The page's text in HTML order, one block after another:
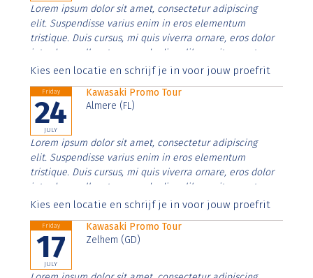
Lorem ipsum dolor sit amet, consectetur adipiscing
elit. Suspendisse varius enim in eros elementum
tristique. Duis cursus, mi quis viverra ornare, eros dolor
interdum nulla, ut commodo diam libero vitae erat.
Aenean faucibus nibh et justo cursus id rutrum lorem
Kies een locatie en schrijf je in voor jouw proefrit
Friday
24
JULY
Kawasaki Promo Tour
Almere (FL)
Lorem ipsum dolor sit amet, consectetur adipiscing
elit. Suspendisse varius enim in eros elementum
tristique. Duis cursus, mi quis viverra ornare, eros dolor
interdum nulla, ut commodo diam libero vitae erat.
Aenean faucibus nibh et justo cursus id rutrum lorem
Kies een locatie en schrijf je in voor jouw proefrit
Friday
17
JULY
Kawasaki Promo Tour
Zelhem (GD)